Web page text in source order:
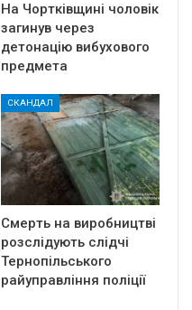
На Чортківщині чоловік
загинув через
детонацію вибухового
предмета
СКАНДАЛ
Смерть на виробництві
розслідують слідчі
Тернопільського
райуправління поліції